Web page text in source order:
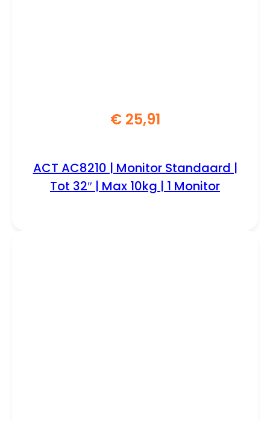
€25,91
ACT AC8210 | Monitor Standaard |
Tot 32″ | Max 10kg | 1 Monitor